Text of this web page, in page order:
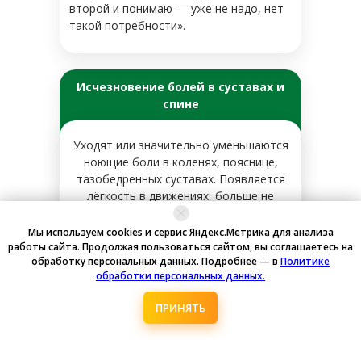
второй и понимаю — уже не надо, нет
такой потребности».
Исчезновение болей в суставах и
спине
Уходят или значительно уменьшаются
ноющие боли в коленях, пояснице,
тазобедренных суставах. Появляется
лёгкость в движениях, больше не
«Сейчас я снова вернулась к своей
молодой походке. До этого она была
Нина Хомякова, 73
года
Мы используем cookies и сервис Яндекс.Метрика для анализа
работы сайта. Продолжая пользоваться сайтом, вы соглашаетесь на
обработку персональных данных. Подробнее — в Политике
обработки персональных данных.
ПРИНЯТЬ